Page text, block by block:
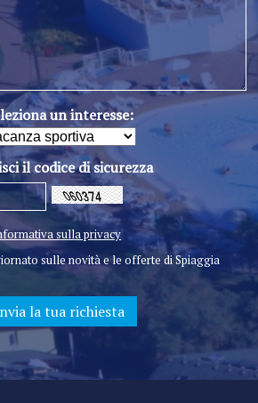
un interesse:
il codice di sicurezza
sulla privacy
sulle novità e le offerte di Spiaggia